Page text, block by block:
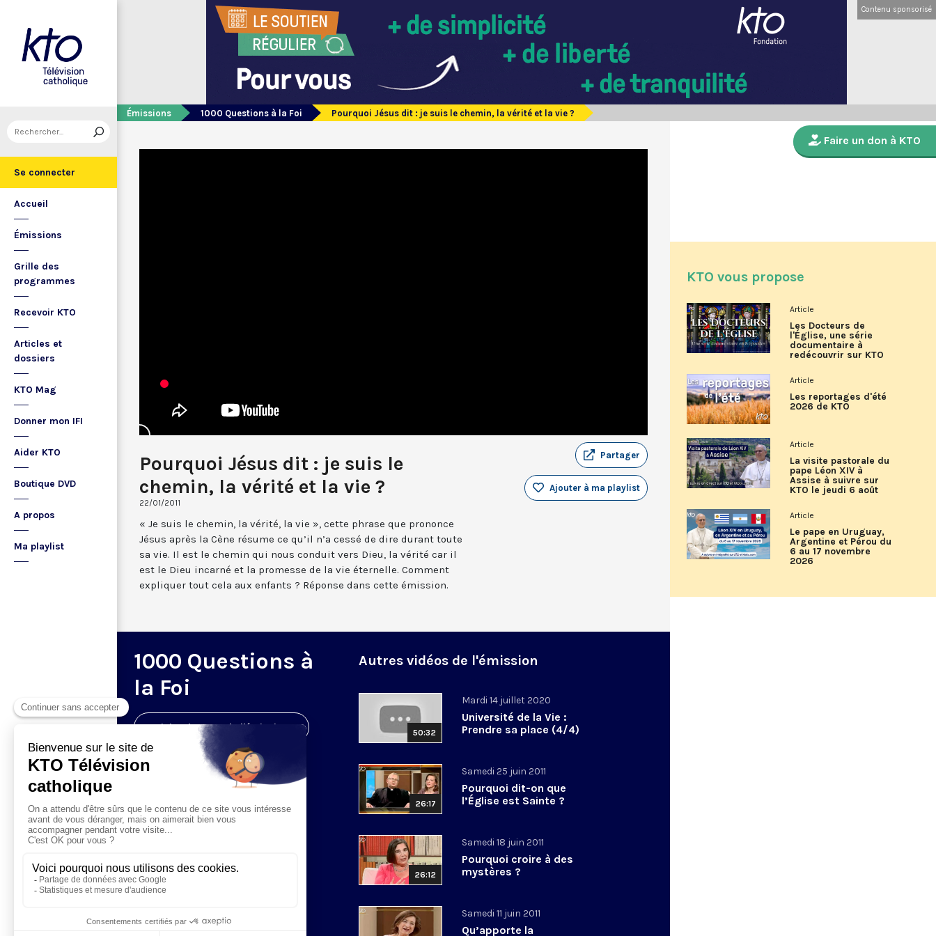
Se connecter
Accueil
Émissions
Grille des
programmes
Recevoir KTO
Articles et
dossiers
KTO Mag
Donner mon IFI
Aider KTO
Boutique DVD
A propos
Ma playlist
Contenu sponsorisé
Émissions 1000 Questions à la Foi Pourquoi Jésus dit : je suis le chemin, la vérité et la vie ?
Pourquoi Jésus dit : je suis le
chemin, la vérité et la vie ?
22/01/2011
Partager
Ajouter à ma playlist
« Je suis le chemin, la vérité, la vie », cette phrase que prononce
Jésus après la Cène résume ce qu’il n’a cessé de dire durant toute
sa vie. Il est le chemin qui nous conduit vers Dieu, la vérité car il
est le Dieu incarné et la promesse de la vie éternelle. Comment
expliquer tout cela aux enfants ? Réponse dans cette émission.
1000 Questions à
la Foi
Visiter la page de l'émission
Autres vidéos de l'émission
50:32
Mardi 14 juillet 2020
Université de la Vie :
Prendre sa place (4/4)
26:17
Samedi 25 juin 2011
Pourquoi dit-on que
l’Église est Sainte ?
26:12
Samedi 18 juin 2011
Pourquoi croire à des
mystères ?
Samedi 11 juin 2011
Qu’apporte la
Faire un don à KTO
KTO vous propose
Article
Les Docteurs de
l'Église, une série
documentaire à
redécouvrir sur KTO
Article
Les reportages d'été
2026 de KTO
Article
La visite pastorale du
pape Léon XIV à
Assise à suivre sur
KTO le jeudi 6 août
Article
Le pape en Uruguay,
Argentine et Pérou du
6 au 17 novembre
2026